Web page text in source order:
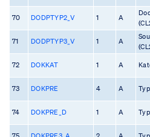
70 DODPTYP2_V 1 A
71 DODPTYP3_V 1 A
72 DOKKAT 1 A
73 DOKPRE 4 A
74 DOKPRE_D 1 A